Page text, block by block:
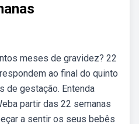
meses de gravidez? 22
ao final do quinto
de gestação. Entenda
partir das 22 semanas
a sentir os seus bebês